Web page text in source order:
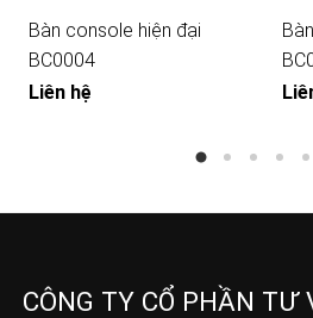
Bàn console hiện đại
BC0004
Liên hệ
CÔNG TY CỔ PHẦN TƯ